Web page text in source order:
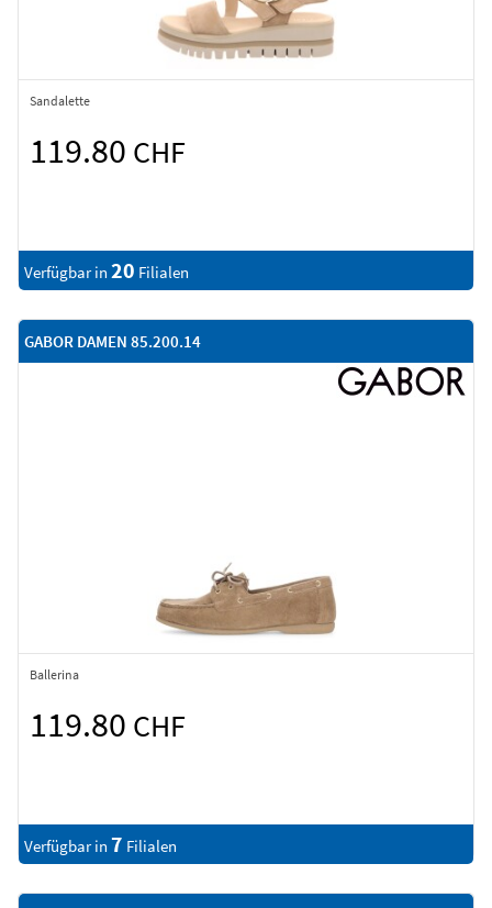
Sandalette
119.80 CHF
Verfügbar in 20 Filialen
GABOR DAMEN 85.200.14
Ballerina
119.80 CHF
Verfügbar in 7 Filialen